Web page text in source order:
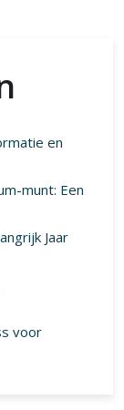
en
munt: Een
Jaar
voor